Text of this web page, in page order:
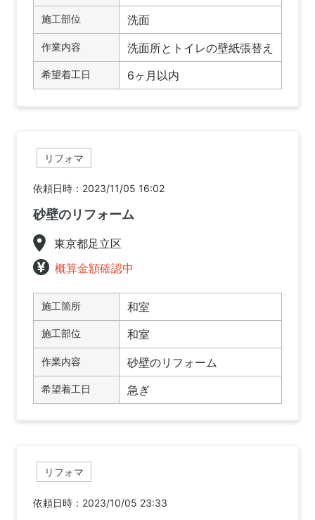
施工部位 洗面
作業内容 洗面所とトイレの壁紙張替え
希望着工日 6ヶ月以内
リフォマ
依頼日時：2023/11/05 16:02
砂壁のリフォーム
東京都足立区
概算金額確認中
施工箇所 和室
施工部位 和室
作業内容 砂壁のリフォーム
希望着工日 急ぎ
リフォマ
依頼日時：2023/10/05 23:33